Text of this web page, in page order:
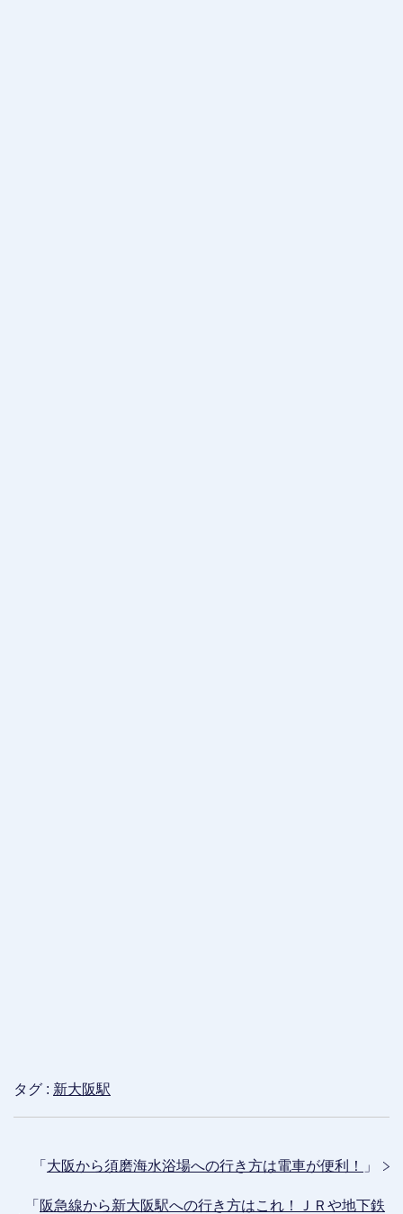
タグ : 新大阪駅
「 大阪から須磨海水浴場への行き方は電車が便利！ 」
「 阪急線から新大阪駅への行き方はこれ！ＪＲや地下鉄